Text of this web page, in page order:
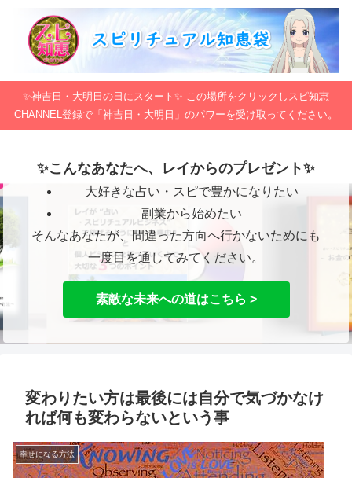
✨神吉日・大明日の日にスタート✨ この場所をクリックしスピ知恵
CHANNEL登録で「神吉日・大明日」のパワーを受け取ってください。
✨こんなあなたへ、レイからのプレゼント✨
大好きな占い・スピで豊かになりたい
副業から始めたい
そんなあなたが、間違った方向へ行かないためにも
一度目を通してみてください。
素敵な未来への道はこちら >
変わりたい方は最後には自分で気づかなけ
れば何も変わらないという事
幸せになる方法